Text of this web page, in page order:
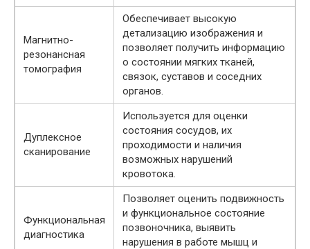
Магнитно-
резонансная
томография
Обеспечивает высокую
детализацию изображения и
позволяет получить информацию
о состоянии мягких тканей,
связок, суставов и соседних
органов.
Дуплексное
сканирование
Используется для оценки
состояния сосудов, их
проходимости и наличия
возможных нарушений
кровотока.
Функциональная
диагностика
Позволяет оценить подвижность
и функциональное состояние
позвоночника, выявить
нарушения в работе мышц и